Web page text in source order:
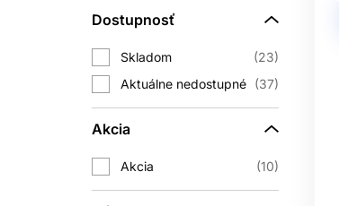
Dostupnosť
Skladom
23
Aktuálne nedostupné
37
Akcia
Akcia 10